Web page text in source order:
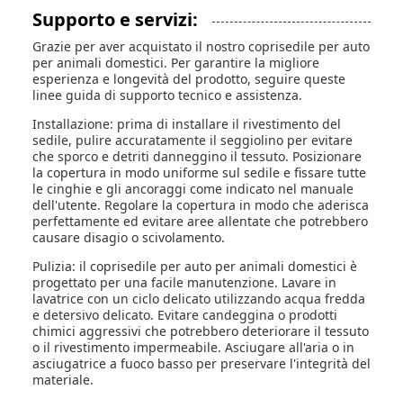
Supporto e servizi:
Grazie per aver acquistato il nostro coprisedile per auto
per animali domestici. Per garantire la migliore
esperienza e longevità del prodotto, seguire queste
linee guida di supporto tecnico e assistenza.
Installazione: prima di installare il rivestimento del
sedile, pulire accuratamente il seggiolino per evitare
che sporco e detriti danneggino il tessuto. Posizionare
la copertura in modo uniforme sul sedile e fissare tutte
le cinghie e gli ancoraggi come indicato nel manuale
dell'utente. Regolare la copertura in modo che aderisca
perfettamente ed evitare aree allentate che potrebbero
causare disagio o scivolamento.
Pulizia: il coprisedile per auto per animali domestici è
progettato per una facile manutenzione. Lavare in
lavatrice con un ciclo delicato utilizzando acqua fredda
e detersivo delicato. Evitare candeggina o prodotti
chimici aggressivi che potrebbero deteriorare il tessuto
o il rivestimento impermeabile. Asciugare all'aria o in
asciugatrice a fuoco basso per preservare l'integrità del
materiale.